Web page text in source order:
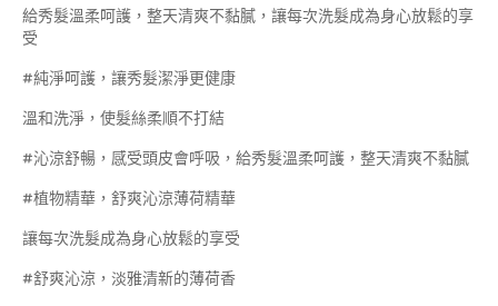
給秀髮溫柔呵護，整天清爽不黏膩，讓每次洗髮成為身心放鬆的享
受
#純淨呵護，讓秀髮潔淨更健康
溫和洗淨，使髮絲柔順不打結
#沁涼舒暢，感受頭皮會呼吸，給秀髮溫柔呵護，整天清爽不黏膩
#植物精華，舒爽沁涼薄荷精華
讓每次洗髮成為身心放鬆的享受
#舒爽沁涼，淡雅清新的薄荷香